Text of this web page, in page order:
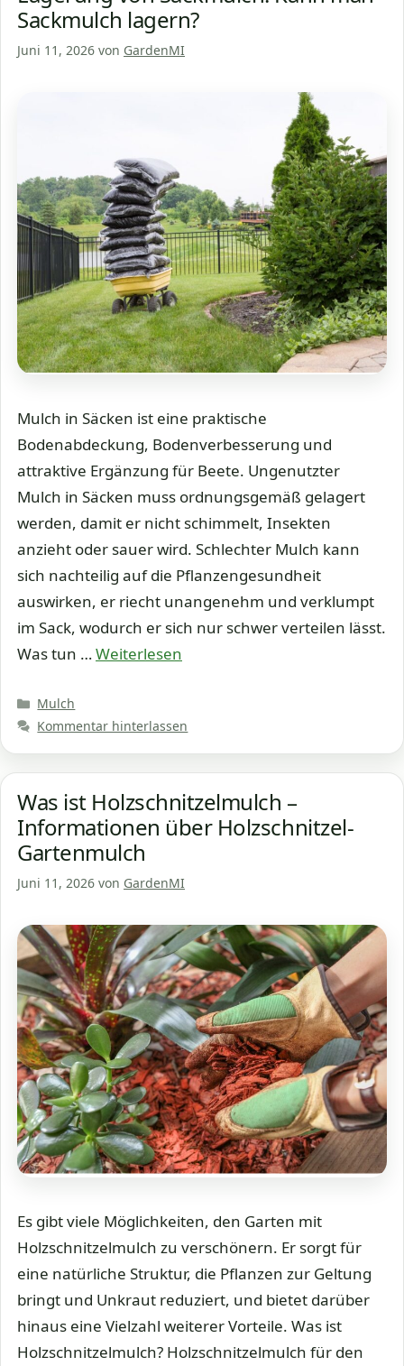
Sackmulch lagern?
Juni 11, 2026 von GardenMI
Mulch in Säcken ist eine praktische
Bodenabdeckung, Bodenverbesserung und
attraktive Ergänzung für Beete. Ungenutzter
Mulch in Säcken muss ordnungsgemäß gelagert
werden, damit er nicht schimmelt, Insekten
anzieht oder sauer wird. Schlechter Mulch kann
sich nachteilig auf die Pflanzengesundheit
auswirken, er riecht unangenehm und verklumpt
im Sack, wodurch er sich nur schwer verteilen lässt.
Was tun …Weiterlesen
Kategorien
Mulch
Kommentar hinterlassen
Was ist Holzschnitzelmulch –
Informationen über Holzschnitzel-
Gartenmulch
Juni 11, 2026 von GardenMI
Es gibt viele Möglichkeiten, den Garten mit
Holzschnitzelmulch zu verschönern. Er sorgt für
eine natürliche Struktur, die Pflanzen zur Geltung
bringt und Unkraut reduziert, und bietet darüber
hinaus eine Vielzahl weiterer Vorteile. Was ist
Holzschnitzelmulch? Holzschnitzelmulch für den